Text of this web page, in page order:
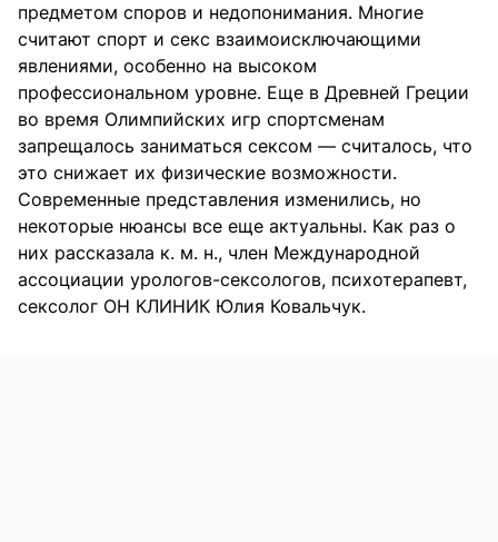
предметом споров и недопонимания. Многие
считают спорт и секс взаимоисключающими
явлениями, особенно на высоком
профессиональном уровне. Еще в Древней Греции
во время Олимпийских игр спортсменам
запрещалось заниматься сексом — считалось, что
это снижает их физические возможности.
Современные представления изменились, но
некоторые нюансы все еще актуальны. Как раз о
них рассказала к. м. н., член Международной
ассоциации урологов-сексологов, психотерапевт,
сексолог ОН КЛИНИК Юлия Ковальчук.